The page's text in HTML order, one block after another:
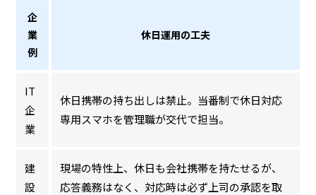
企
業
例
休日運用の工夫
IT
企
業
休日携帯の持ち出しは禁止。当番制で休日対応
専用スマホを管理職が交代で担当。
建
設
現場の特性上、休日も会社携帯を持たせるが、
応答義務はなく、対応時は必ず上司の承認を取